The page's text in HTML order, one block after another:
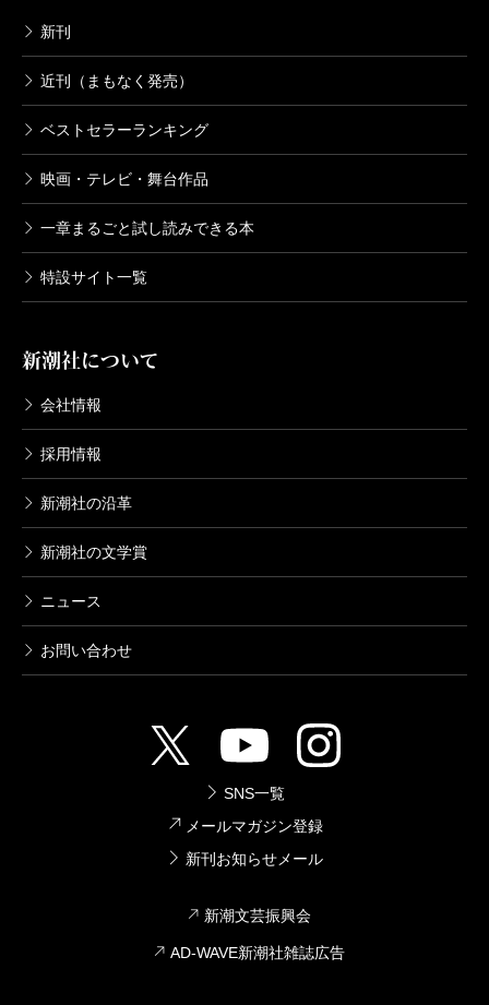
新刊
近刊（まもなく発売）
ベストセラーランキング
映画・テレビ・舞台作品
一章まるごと試し読みできる本
特設サイト一覧
新潮社について
会社情報
採用情報
新潮社の沿革
新潮社の文学賞
ニュース
お問い合わせ
SNS一覧
メールマガジン登録
新刊お知らせメール
新潮文芸振興会
AD-WAVE新潮社雑誌広告